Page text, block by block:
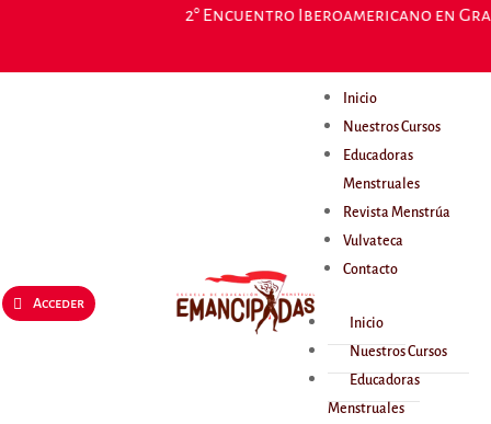
2° Encuentro Iberoamericano en
Acceder
Inicio
Nuestros Cursos
Educadoras
Menstruales
Revista Menstrúa
Vulvateca
Contacto
Inicio
Nuestros Cursos
Educadoras
Menstruales